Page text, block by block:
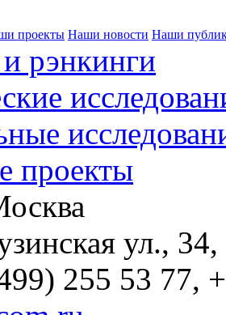
проекты Наши новости Наши
рэнкинги
проекты
ул.,
255 53 77,